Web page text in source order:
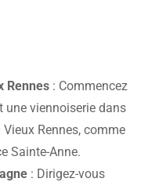
Rennes : Commencez
une viennoiserie dans
Rennes, comme
Sainte-Anne.
: Dirigez-vous